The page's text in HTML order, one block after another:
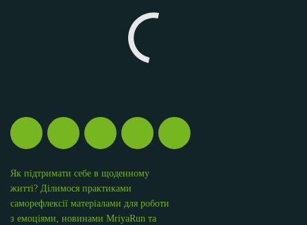
Як підтримати себе в щоденному
житті? Ділимося практиками
саморефлексії матеріалами для роботи
з емоціями, новинами MriyaRun та